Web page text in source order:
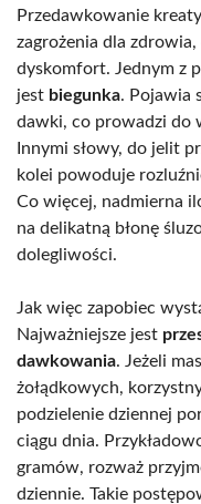
Przedawkowanie
zagrożenia dla
dyskomfort. Jednym z
jest biegunka. Pojawia
dawki, co prowadzi do
Innymi słowy, do jelit
kolei powoduje
Co więcej, nadmierna
na delikatną błonę
dolegliwości.
Jak więc zapobiec
Najważniejsze jest
dawkowania. Jeżeli
żołądkowych,
podzielenie dziennej
ciągu dnia.
gramów, rozważ
dziennie. Takie